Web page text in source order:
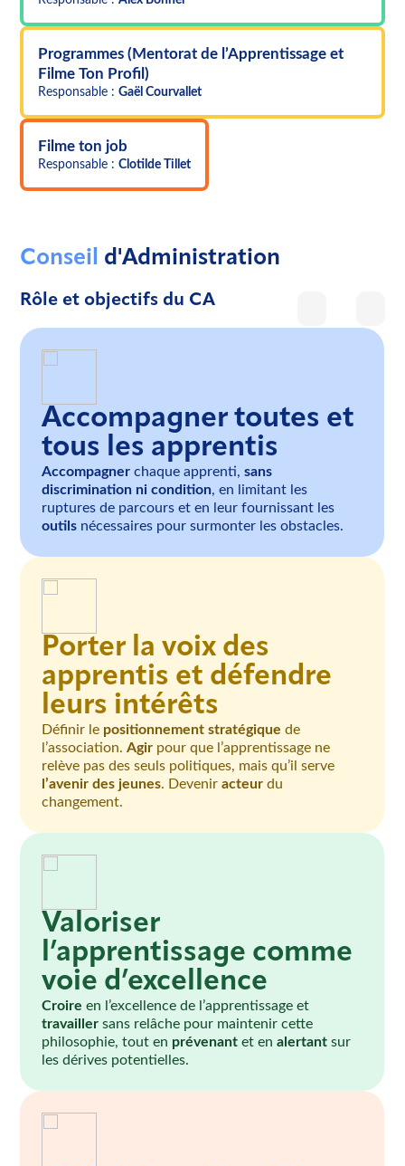
Programmes (Mentorat de l’Apprentissage et
Filme Ton Profil)
Responsable :Gaël Courvallet
Filme ton job
Responsable :Clotilde Tillet
Conseil d'Administration
Rôle et objectifs du CA
Accompagner toutes et
tous les apprentis
Accompagner chaque apprenti,sans
discrimination ni condition, en limitant les
ruptures de parcours et en leur fournissant les
outils nécessaires pour surmonter les obstacles.
Porter la voix des
apprentis et défendre
leurs intérêts
Définir le positionnement stratégique de
l’association.Agir pour que l’apprentissage ne
relève pas des seuls politiques, mais qu’il serve
l’avenir des jeunes. Deveniracteur du
changement.
Valoriser
l’apprentissage comme
voie d’excellence
Croire en l’excellence de l’apprentissage et
travailler sans relâche pour maintenir cette
philosophie, tout en prévenant et enalertant sur
les dérives potentielles.